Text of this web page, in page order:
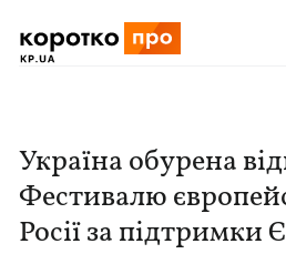
Україна обурена
Фестивалю
Росії за підтримки